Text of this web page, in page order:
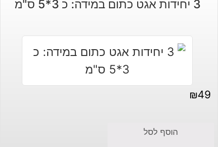
היה:
הוא:
3 יחידות אגט כתום במידה: כ 3*5 ס"מ
₪49
הוסף לסל